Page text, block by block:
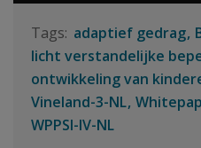
adaptief gedrag
licht verstandelijke
ontwikkeling van
Vineland-3-NL
WPPSI-IV-NL